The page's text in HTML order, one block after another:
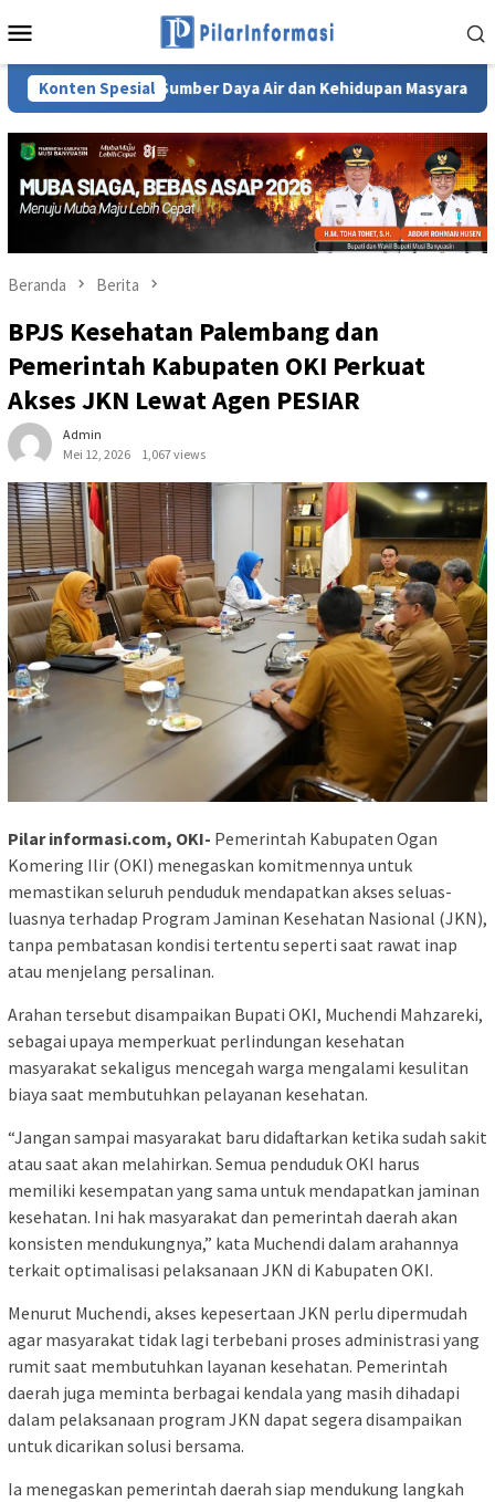
ke
Mobile
Konten Spesial
Sumber Daya Air dan Kehidupan Masyarakat Sumsel
Beranda Berita
BPJS Kesehatan Palembang dan
Pemerintah Kabupaten OKI Perkuat
Akses JKN Lewat Agen PESIAR
Admin
Mei 12, 2026
1,067 views
Pilar informasi.com, OKI- Pemerintah Kabupaten Ogan
Komering Ilir (OKI) menegaskan komitmennya untuk
memastikan seluruh penduduk mendapatkan akses seluas-
luasnya terhadap Program Jaminan Kesehatan Nasional (JKN),
tanpa pembatasan kondisi tertentu seperti saat rawat inap
atau menjelang persalinan.
Arahan tersebut disampaikan Bupati OKI, Muchendi Mahzareki,
sebagai upaya memperkuat perlindungan kesehatan
masyarakat sekaligus mencegah warga mengalami kesulitan
biaya saat membutuhkan pelayanan kesehatan.
“Jangan sampai masyarakat baru didaftarkan ketika sudah sakit
atau saat akan melahirkan. Semua penduduk OKI harus
memiliki kesempatan yang sama untuk mendapatkan jaminan
kesehatan. Ini hak masyarakat dan pemerintah daerah akan
konsisten mendukungnya,” kata Muchendi dalam arahannya
terkait optimalisasi pelaksanaan JKN di Kabupaten OKI.
Menurut Muchendi, akses kepesertaan JKN perlu dipermudah
agar masyarakat tidak lagi terbebani proses administrasi yang
rumit saat membutuhkan layanan kesehatan. Pemerintah
daerah juga meminta berbagai kendala yang masih dihadapi
dalam pelaksanaan program JKN dapat segera disampaikan
untuk dicarikan solusi bersama.
Ia menegaskan pemerintah daerah siap mendukung langkah